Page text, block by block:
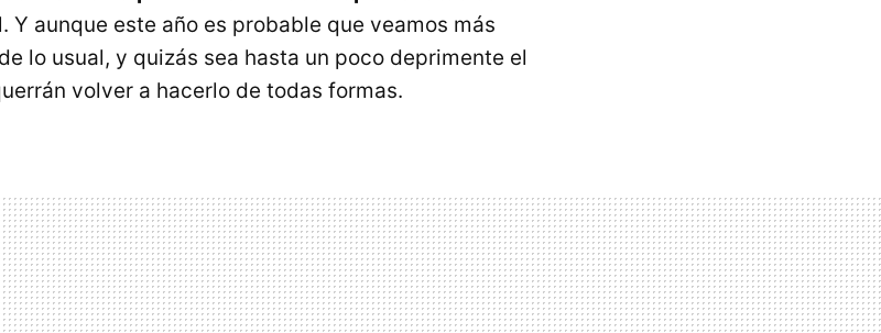
Y aunque este año es probable que veamos más
lo usual, y quizás sea hasta un poco deprimente el
volver a hacerlo de todas formas.